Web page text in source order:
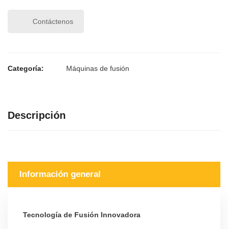
Contáctenos
Categoría: Máquinas de fusión
Descripción
Información general
Tecnología de Fusión Innovadora